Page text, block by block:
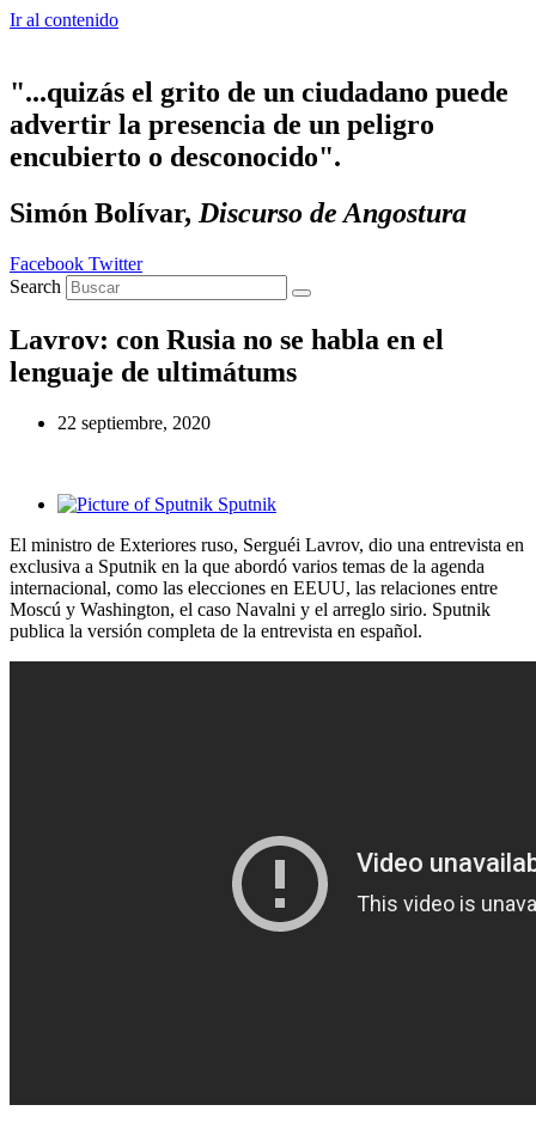
Ir al contenido
"...quizás el grito de un ciudadano puede
advertir la presencia de un peligro
encubierto o desconocido".
Simón Bolívar, Discurso de Angostura
Facebook Twitter
Search
Lavrov: con Rusia no se habla en el
lenguaje de ultimátums
22 septiembre, 2020
Sputnik
El ministro de Exteriores ruso, Serguéi Lavrov, dio una entrevista en
exclusiva a Sputnik en la que abordó varios temas de la agenda
internacional, como las elecciones en EEUU, las relaciones entre
Moscú y Washington, el caso Navalni y el arreglo sirio. Sputnik
publica la versión completa de la entrevista en español.